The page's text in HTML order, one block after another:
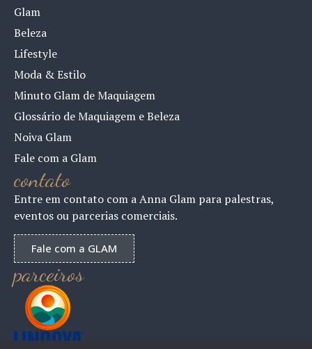
Glam
Beleza
Lifestyle
Moda & Estilo
Minuto Glam de Maquiagem
Glossário de Maquiagem e Beleza
Noiva Glam
Fale com a Glam
contato
Entre em contato com a Anna Glam para palestras,
eventos ou parcerias comerciais.
Fale com a GLAM
parceiros